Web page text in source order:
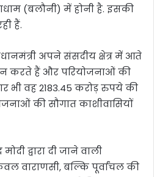
(बलौनी) में होनी है. इसकी
हैं.
अपने संसदीय क्षेत्र में आते
करते हैं और परियोजनाओं की
भी वह 2183.45 करोड़ रुपये की
की सौगात काशीवासियों
द्वारा दी जाने वाली
वाराणसी, बल्कि पूर्वांचल की